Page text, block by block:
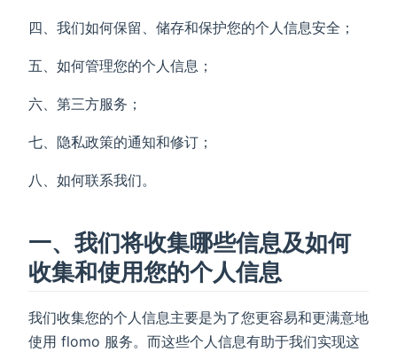
四、我们如何保留、储存和保护您的个人信息安全；
五、如何管理您的个人信息；
六、第三方服务；
七、隐私政策的通知和修订；
八、如何联系我们。
一、我们将收集哪些信息及如何
收集和使用您的个人信息
我们收集您的个人信息主要是为了您更容易和更满意地
使用 flomo 服务。而这些个人信息有助于我们实现这